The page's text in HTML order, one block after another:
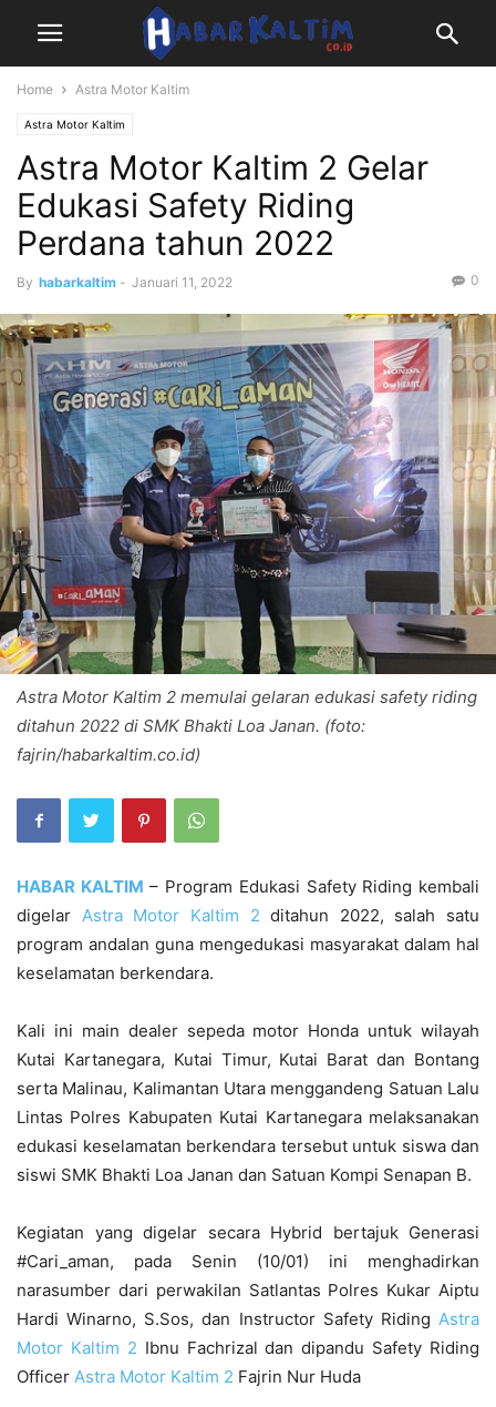
Home Astra Motor Kaltim
Astra Motor Kaltim
Astra Motor Kaltim 2 Gelar
Edukasi Safety Riding
Perdana tahun 2022
By habarkaltim - Januari 11, 2022 0
Astra Motor Kaltim 2 memulai gelaran edukasi safety riding
ditahun 2022 di SMK Bhakti Loa Janan. (foto:
fajrin/habarkaltim.co.id)
HABAR KALTIM – Program Edukasi Safety Riding kembali
digelar Astra Motor Kaltim 2 ditahun 2022, salah satu
program andalan guna mengedukasi masyarakat dalam hal
keselamatan berkendara.
Kali ini main dealer sepeda motor Honda untuk wilayah
Kutai Kartanegara, Kutai Timur, Kutai Barat dan Bontang
serta Malinau, Kalimantan Utara menggandeng Satuan Lalu
Lintas Polres Kabupaten Kutai Kartanegara melaksanakan
edukasi keselamatan berkendara tersebut untuk siswa dan
siswi SMK Bhakti Loa Janan dan Satuan Kompi Senapan B.
Kegiatan yang digelar secara Hybrid bertajuk Generasi
#Cari_aman, pada Senin (10/01) ini menghadirkan
narasumber dari perwakilan Satlantas Polres Kukar Aiptu
Hardi Winarno, S.Sos, dan Instructor Safety Riding Astra
Motor Kaltim 2 Ibnu Fachrizal dan dipandu Safety Riding
Officer Astra Motor Kaltim 2 Fajrin Nur Huda